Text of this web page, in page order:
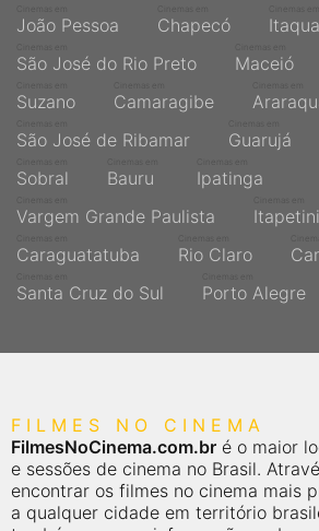
João Pessoa Chapecó
São José do Rio Preto Maceió
Suzano Camaragibe
São José de Ribamar Guarujá
Sobral Bauru Ipatinga
Vargem Grande Paulista
Caraguatatuba Rio Claro
Santa Cruz do Sul Porto Alegre
FILMES NO CINEMA
FilmesNoCinema.com.br é o maior
e sessões de cinema no Brasil.
encontrar os filmes no cinema mais
a qualquer cidade em território